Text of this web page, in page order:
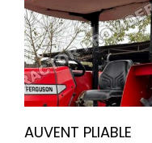
AUVENT PLIABLE